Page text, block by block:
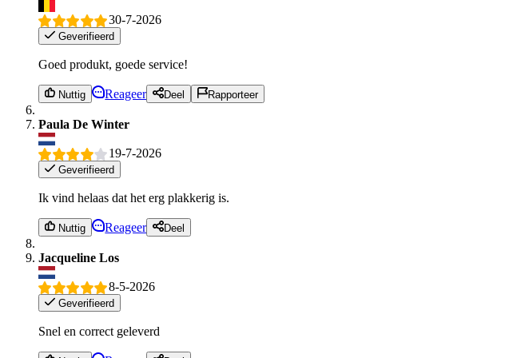
30-7-2026
Geverifieerd
Goed produkt, goede service!
Nuttig Reageer Deel Rapporteer
Paula De Winter
19-7-2026
Geverifieerd
Ik vind helaas dat het erg plakkerig is.
Nuttig Reageer Deel
Jacqueline Los
8-5-2026
Geverifieerd
Snel en correct geleverd